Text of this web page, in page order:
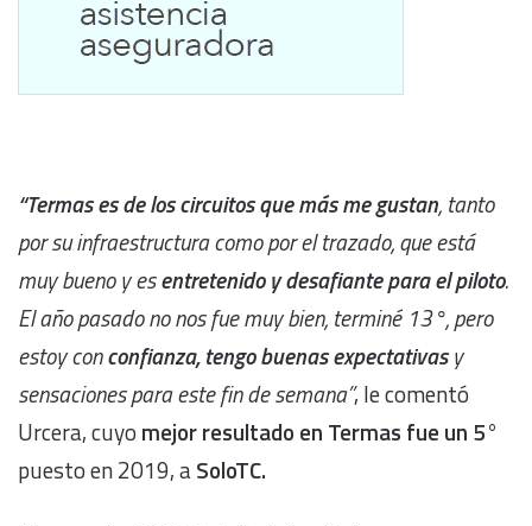
“Termas es de los circuitos que más me gustan, tanto
por su infraestructura como por el trazado, que está
muy bueno y esentretenido y desafiante para el piloto.
El año pasado no nos fue muy bien, terminé 13°, pero
estoy conconfianza, tengo buenas expectativasy
sensaciones para este fin de semana”, le comentó
Urcera, cuyo mejor resultado en Termas fue un 5°
puesto en 2019, aSoloTC.